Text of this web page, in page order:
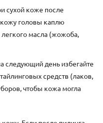
сухой коже после
головы каплю
масла (жожоба,
следующий день избегайте
средств (лаков,
чтобы кожа могла